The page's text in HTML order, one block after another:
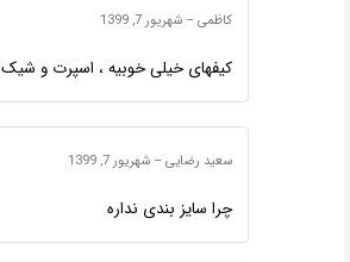
کاظمی– شهریور 7, 1399
کیفهای خیلی خوبیه ، اسپرت و شیک
سعید رضایی– شهریور 7, 1399
چرا سایز بندی نداره